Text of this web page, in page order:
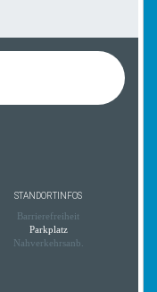
STANDORTINFOS
Barrierefreiheit
Parkplatz
Nahverkehrsanb.